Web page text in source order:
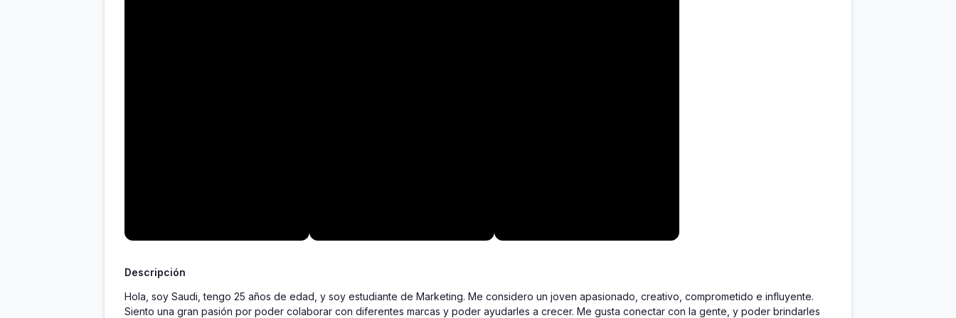
Descripción
Hola, soy Saudi, tengo 25 años de edad, y soy estudiante de Marketing. Me considero un joven apasionado, creativo, comprometido e influyente.
Siento una gran pasión por poder colaborar con diferentes marcas y poder ayudarles a crecer. Me gusta conectar con la gente, y poder brindarles